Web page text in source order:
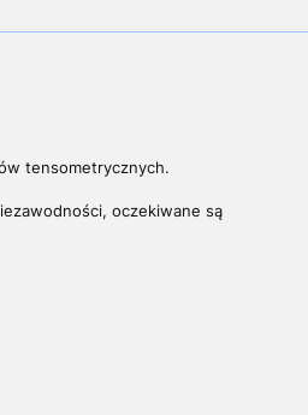
tensometrycznych.
oczekiwane są